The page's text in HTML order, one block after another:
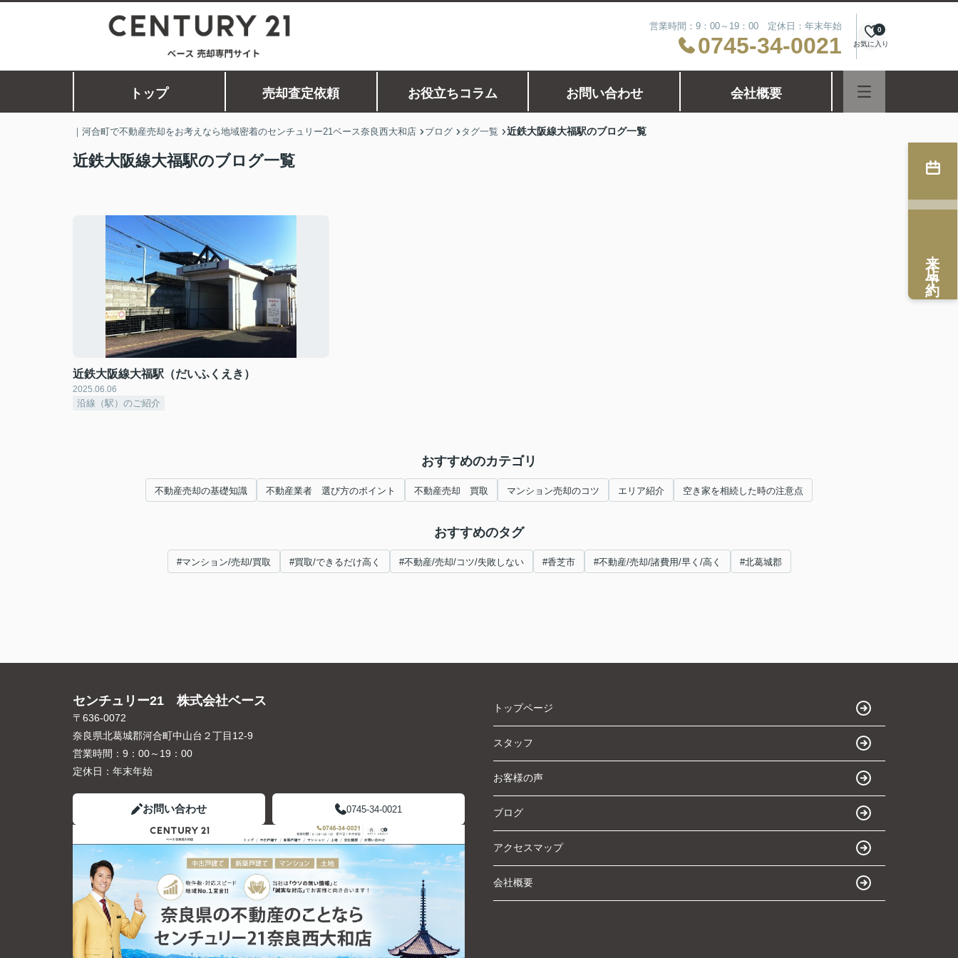
営業時間：9：00～19：00 定休日：年末年始
0745-34-0021 お気に入り
0
トップ 売却査定依頼 お役立ちコラム お問い合わせ 会社概要
｜河合町で不動産売却をお考えなら地域密着のセンチュリー21ベース奈良西大和店 ブログ タグ一覧 近鉄大阪線大福駅のブログ一覧
近鉄大阪線大福駅のブログ一覧
近鉄大阪線大福駅（だいふくえき）
2025.06.06
沿線（駅）のご紹介
おすすめのカテゴリ
不動産売却の基礎知識 不動産業者 選び方のポイント 不動産売却 買取 マンション売却のコツ エリア紹介 空き家を相続した時の注意点
おすすめのタグ
#マンション/売却/買取 #買取/できるだけ高く #不動産/売却/コツ/失敗しない #香芝市 #不動産/売却/諸費用/早く/高く #北葛城郡
来店予約
センチュリー21 株式会社ベース
〒636-0072
奈良県北葛城郡河合町中山台２丁目12-9
営業時間： 9：00～19：00
定休日： 年末年始
お問い合わせ 0745-34-0021
トップページ
スタッフ
お客様の声
ブログ
アクセスマップ
会社概要